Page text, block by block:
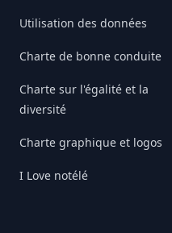
Utilisation des données
Charte de bonne conduite
Charte sur l'égalité et la
diversité
Charte graphique et logos
I Love notélé